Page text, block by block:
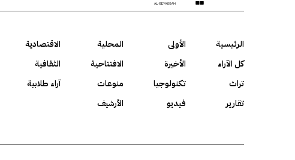
الرئيسية الأولى المحلية الاقتصادية
كل الآراء
الأخيرة الافتتاحية الثقافية
تراث
تكنولوجيا منوعات آراء طلابية
تقارير
فيديو الأرشيف